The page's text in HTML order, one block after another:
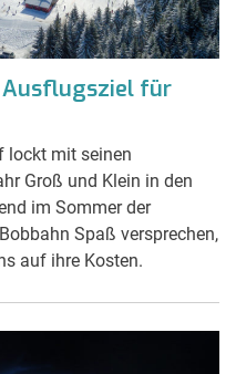
Ausflugsziel für
lockt mit seinen
Groß und Klein in den
im Sommer der
Spaß versprechen,
auf ihre Kosten.